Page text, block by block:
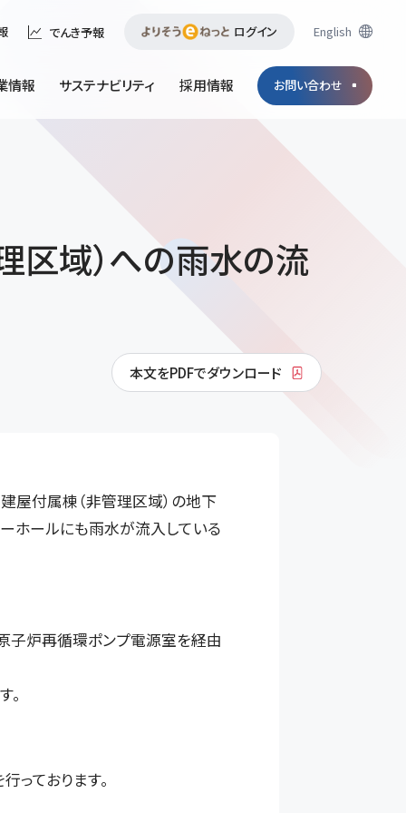
English
でんき予報 ログイン
情報 サステナビリティ 採用情報 お問い合わせ
区域）への雨水の流
本文をPDFでダウンロード
屋付属棟（非管理区域）の地下
ホールにも雨水が流入している
子炉再循環ポンプ電源室を経由
ております。